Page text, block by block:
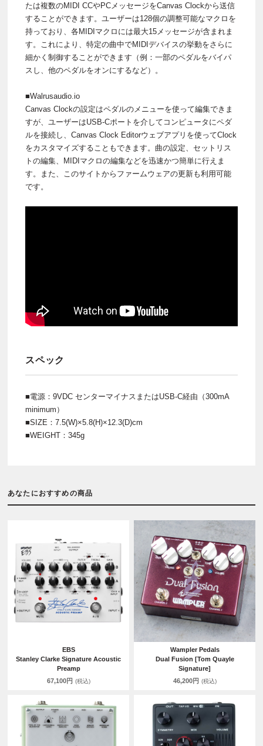
たは複数のMIDI CCやPCメッセージをCanvas Clockから送信
することができます。ユーザーは128個の調整可能なマクロを
持っており、各MIDIマクロには最大15メッセージが含まれま
す。これにより、特定の曲中でMIDIデバイスの挙動をさらに
細かく制御することができます（例：一部のペダルをバイパ
スし、他のペダルをオンにするなど）。
■Walrusaudio.io
Canvas Clockの設定はペダルのメニューを使って編集できま
すが、ユーザーはUSB-Cポートを介してコンピュータにペダ
ルを接続し、Canvas Clock Editorウェブアプリを使ってClock
をカスタマイズすることもできます。曲の設定、セットリス
トの編集、MIDIマクロの編集などを迅速かつ簡単に行えま
す。また、このサイトからファームウェアの更新も利用可能
です。
スペック
■電源：9VDC センターマイナスまたはUSB-C経由（300mA
minimum）
■SIZE：7.5(W)×5.8(H)×12.3(D)cm
■WEIGHT：345g
あなたにおすすめの商品
EBS
Stanley Clarke Signature Acoustic
Preamp
67,100円 (税込)
Wampler Pedals
Dual Fusion [Tom Quayle
Signature]
46,200円 (税込)